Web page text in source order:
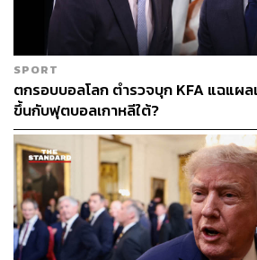
“นอกจากนี้นโยบายของทรัมป์จะทำให้ผู้
จะใช้มาตรการแข็งกร้าวในการแก้ปัญ
และปัญหาในเวสต์แบงก์”
เบนจามิน เนทันยาฮู นายกรัฐมนตรีอิสร
ชาติคนแรกที่เยือนสหรัฐฯ และพบปะทรั
สมัยที่ 2 ซึ่งตอกย้ำความสัมพันธ์และค
แนบแน่นระหว่างสองประเทศ
อาจารย์มองว่าสถานการณ์ตะวันออกก
บทบาทของสหรัฐฯ อาจได้รับการยอมรับ
ฐานะคนกลางในการแก้ปัญหาตะวันออ
SPORT
ตกรอบบอลโลก ตำรวจบุก KFA แฉแผลเ
ขึ้นกับฟุตบอลเกาหลีใต้?